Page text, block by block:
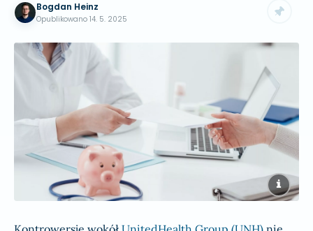
Bogdan Heinz
Opublikowano 14. 5. 2025